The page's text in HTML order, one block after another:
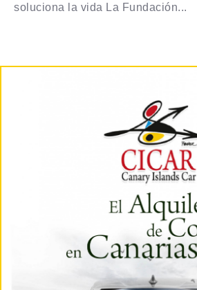
soluciona la vida La Fundación...